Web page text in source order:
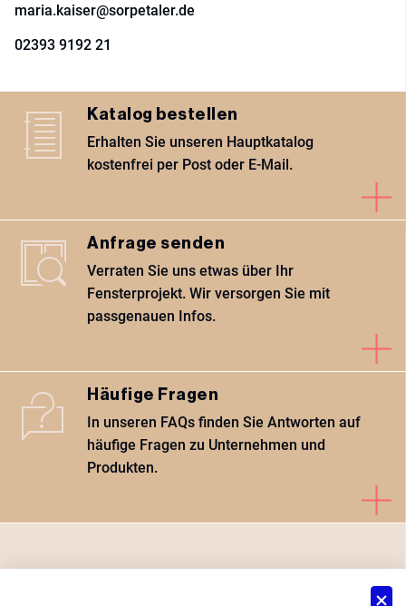
maria.kaiser@sorpetaler.de
02393 9192 21
Katalog bestellen
Erhalten Sie unseren Hauptkatalog
kostenfrei per Post oder E-Mail.
Anfrage senden
Verraten Sie uns etwas über Ihr
Fensterprojekt. Wir versorgen Sie mit
passgenauen Infos.
Häufige Fragen
In unseren FAQs finden Sie Antworten auf
häufige Fragen zu Unternehmen und
Produkten.